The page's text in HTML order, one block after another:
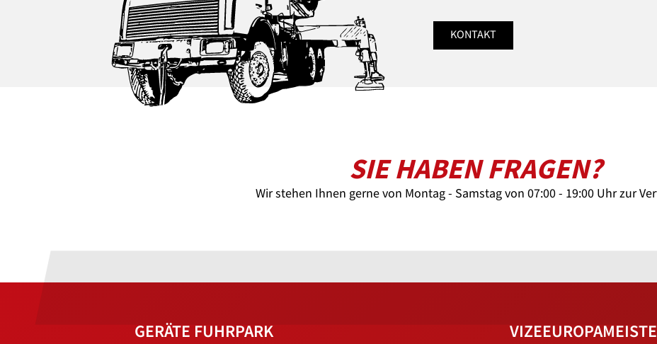
KONTAKT
SIE HABEN FRAGEN?
Wir stehen Ihnen gerne von Montag - Samstag von 07:00 - 19:00 Uhr zur
GERÄTE FUHRPARK